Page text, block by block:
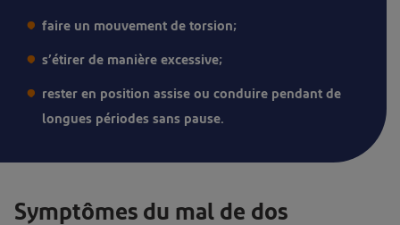
faire un mouvement de torsion;
s’étirer de manière excessive;
rester en position assise ou conduire pendant de
longues périodes sans pause.
Symptômes du mal de dos